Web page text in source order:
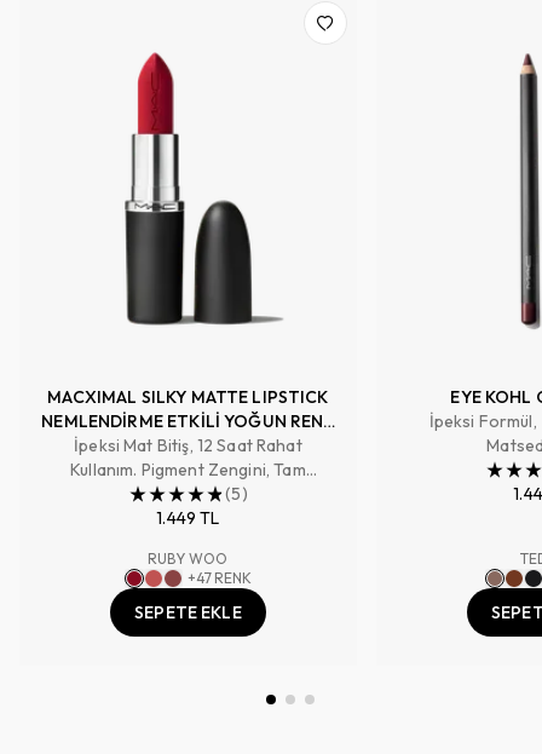
MACXIMAL SILKY MATTE LIPSTICK
NEMLENDİRME ETKİLİ YOĞUN RENK
SAĞLAYAN RUJ
İpeksi Mat Bitiş, 12 Saat Rahat
Kullanım. Pigment Zengini, Tam
Kapatıcılık Sağlayan Renk
(5)
1.449 TL
RUBY WOO
+47 RENK
SEPETE EKLE
EYE KOHL
İpeksi